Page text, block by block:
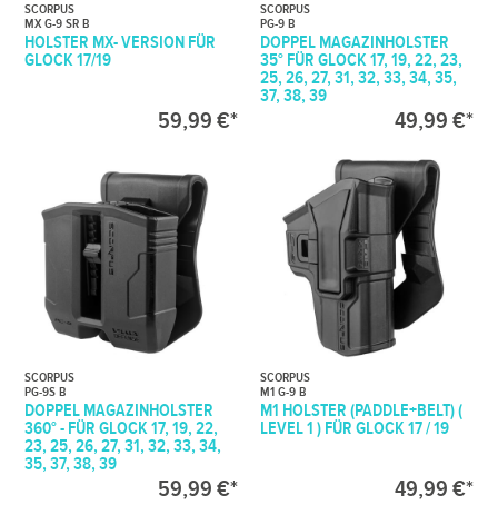
SCORPUS
MX G-9 SR B
HOLSTER MX- VERSION FÜR
GLOCK 17/19
59,99 €*
SCORPUS
PG-9 B
DOPPEL MAGAZINHOLSTER
35° FÜR GLOCK 17, 19, 22, 23,
25, 26, 27, 31, 32, 33, 34, 35,
37, 38, 39
49,99 €*
SCORPUS
PG-9S B
DOPPEL MAGAZINHOLSTER
360° - FÜR GLOCK 17, 19, 22,
23, 25, 26, 27, 31, 32, 33, 34,
35, 37, 38, 39
59,99 €*
SCORPUS
M1 G-9 B
M1 HOLSTER (PADDLE+BELT) (
LEVEL 1 ) FÜR GLOCK 17 / 19
49,99 €*